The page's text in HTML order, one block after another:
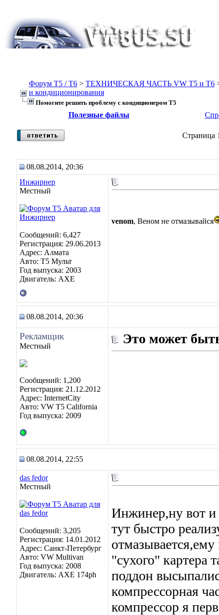
Форум Т5 / T6 > ТЕХНИЧЕСКАЯ ЧАСТЬ VW T5 и T6
и кондиционирования
Помогите решить проблему с кондиционером Т5
Полезные файлы
Страница
08.08.2014, 20:36
Инжирнер
Местный
Сообщений: 6,427
Регистрация: 29.06.2013
Адрес: Алмата
Авто: Т5 Мульт
Год выпуска: 2003
Двигатель: АХЕ
venom, Веном не отмазывайся
08.08.2014, 20:36
Рекламщик
Местный
Сообщений: 1,200
Регистрация: 21.12.2012
Адрес: InternetCity
Авто: VW T5 California
Год выпуска: 2009
Это может
08.08.2014, 22:55
das fedor
Местный
Сообщений: 3,205
Регистрация: 14.01.2012
Адрес: Санкт-Петербург
Авто: VW Multivan
Год выпуска: 2008
Двигатель: АХЕ 174рh
Инжинер,ну вот
тут быстро
отмазывается,ему
"сухого" картера
поддон
компрессорная
компрессор я